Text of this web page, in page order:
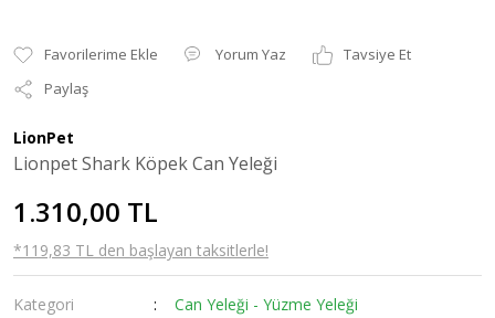
Yorum Yaz
Tavsiye Et
Paylaş
LionPet
Lionpet Shark Köpek Can Yeleği
1.310,00 TL
*119,83 TL den başlayan taksitlerle!
Kategori
Can Yeleği - Yüzme Yeleği